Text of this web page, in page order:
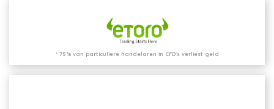
* 75% van particuliere handelaren in CFD's verliest geld